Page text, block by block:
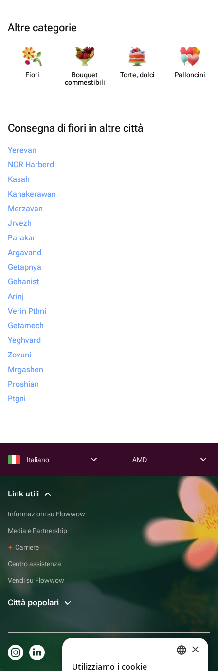
Altre categorie
Fiori
Bouquet
commes​tibili
Torte, dolci Pall​oncini
Consegna di fiori in altre città
Yerevan
NOR Harberd
Kasah
Kanakerawan
Merzavan
Jrvezh
Parakar
Argavand
Getapnya
Gehanist
Arinj
Verin Pthni
Getamech
Yeghvard
Zovuni
Mrgashen
Proshian
Ptgni
Italiano AMD
Link utili
Informazioni su Flowwow
Media e Partnership
Carriere
Centro assistenza
Vendi su Flowwow
Città popolari
×
Utilizziamo i cookie